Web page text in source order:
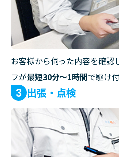
お客様から伺った内容を確認
フが最短30分〜1時間で駆け
3 出張・点検